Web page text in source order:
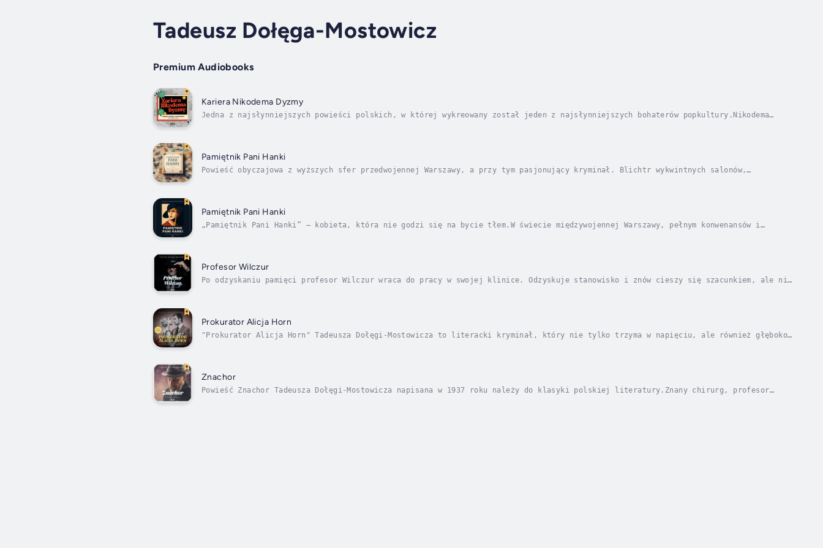
Tadeusz Dołęga-Mostowicz
Premium Audiobooks
Kariera Nikodema Dyzmy
Jedna z najsłynniejszych powieści polskich, w której wykreowany został jeden z najsłynniejszych bohaterów popkultury.Nikodema
Pamiętnik Pani Hanki
Powieść obyczajowa z wyższych sfer przedwojennej Warszawy, a przy tym pasjonujący kryminał. Blichtr wykwintnych salonów,
Pamiętnik Pani Hanki
„Pamiętnik Pani Hanki” – kobieta, która nie godzi się na bycie tłem.W świecie międzywojennej Warszawy, pełnym konwenansów i
Profesor Wilczur
Po odzyskaniu pamięci profesor Wilczur wraca do pracy w swojej klinice. Odzyskuje stanowisko i znów cieszy się szacunkiem, ale nie
Prokurator Alicja Horn
"Prokurator Alicja Horn" Tadeusza Dołęgi-Mostowicza to literacki kryminał, który nie tylko trzyma w napięciu, ale również głęboko
Znachor
Powieść Znachor Tadeusza Dołęgi-Mostowicza napisana w 1937 roku należy do klasyki polskiej literatury.Znany chirurg, profesor